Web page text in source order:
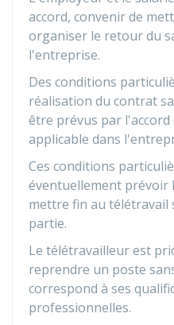
accord, convenir de
organiser le retour du
l'entreprise.
Des conditions
réalisation du contrat
être prévus par
applicable dans
Ces conditions
éventuellement
mettre fin au télétravail
partie.
Le télétravailleur est
reprendre un poste
correspond à ses
professionnelles.